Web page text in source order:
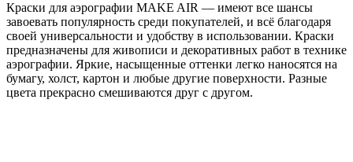
Краски для аэрографии MAKE AIR — имеют все шансы
завоевать популярность среди покупателей, и всё благодаря
своей универсальности и удобству в использовании. Краски
предназначены для живописи и декоративных работ в технике
аэрографии. Яркие, насыщенные оттенки легко наносятся на
бумагу, холст, картон и любые другие поверхности. Разные
цвета прекрасно смешиваются друг с другом.